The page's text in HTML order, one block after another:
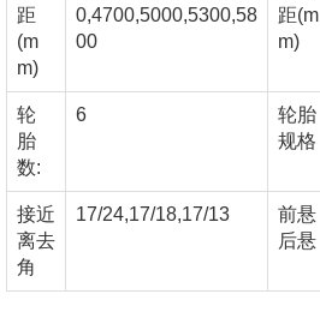
距
(m
m)
0,4700,5000,5300,58
00
距(m
m)
轮
胎
数:
6
轮胎
规格
接近
离去
角
17/24,17/18,17/13
前悬
后悬